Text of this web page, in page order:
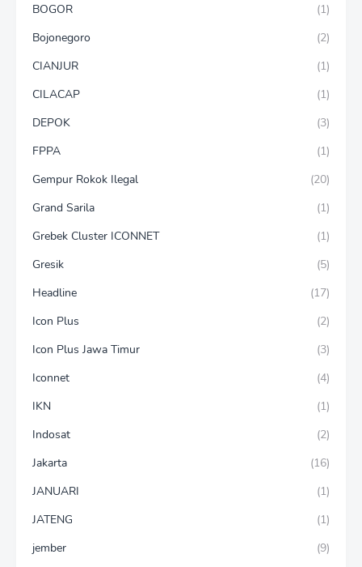
BOGOR
(1)
Bojonegoro
(2)
CIANJUR
(1)
CILACAP
(1)
DEPOK
(3)
FPPA
(1)
Gempur Rokok Ilegal
(20)
Grand Sarila
(1)
Grebek Cluster ICONNET
(1)
Gresik
(5)
Headline
(17)
Icon Plus
(2)
Icon Plus Jawa Timur
(3)
Iconnet
(4)
IKN
(1)
Indosat
(2)
Jakarta
(16)
JANUARI
(1)
JATENG
(1)
jember
(9)